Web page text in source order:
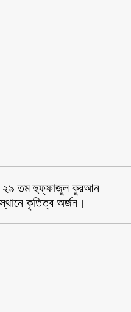
২৯ তম হুফ্ফাজুল কুরআন
কৃতিত্ব অর্জন।